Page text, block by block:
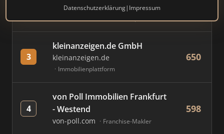
Datenschutzerklärung| Impressum
AVIV Germany GmbH
3
kleinanzeigen.de GmbH
kleinanzeigen.de
Immobilienplattform
650
4
von Poll Immobilien Frankfurt
- Westend
von-poll.com Franchise-Makler
598